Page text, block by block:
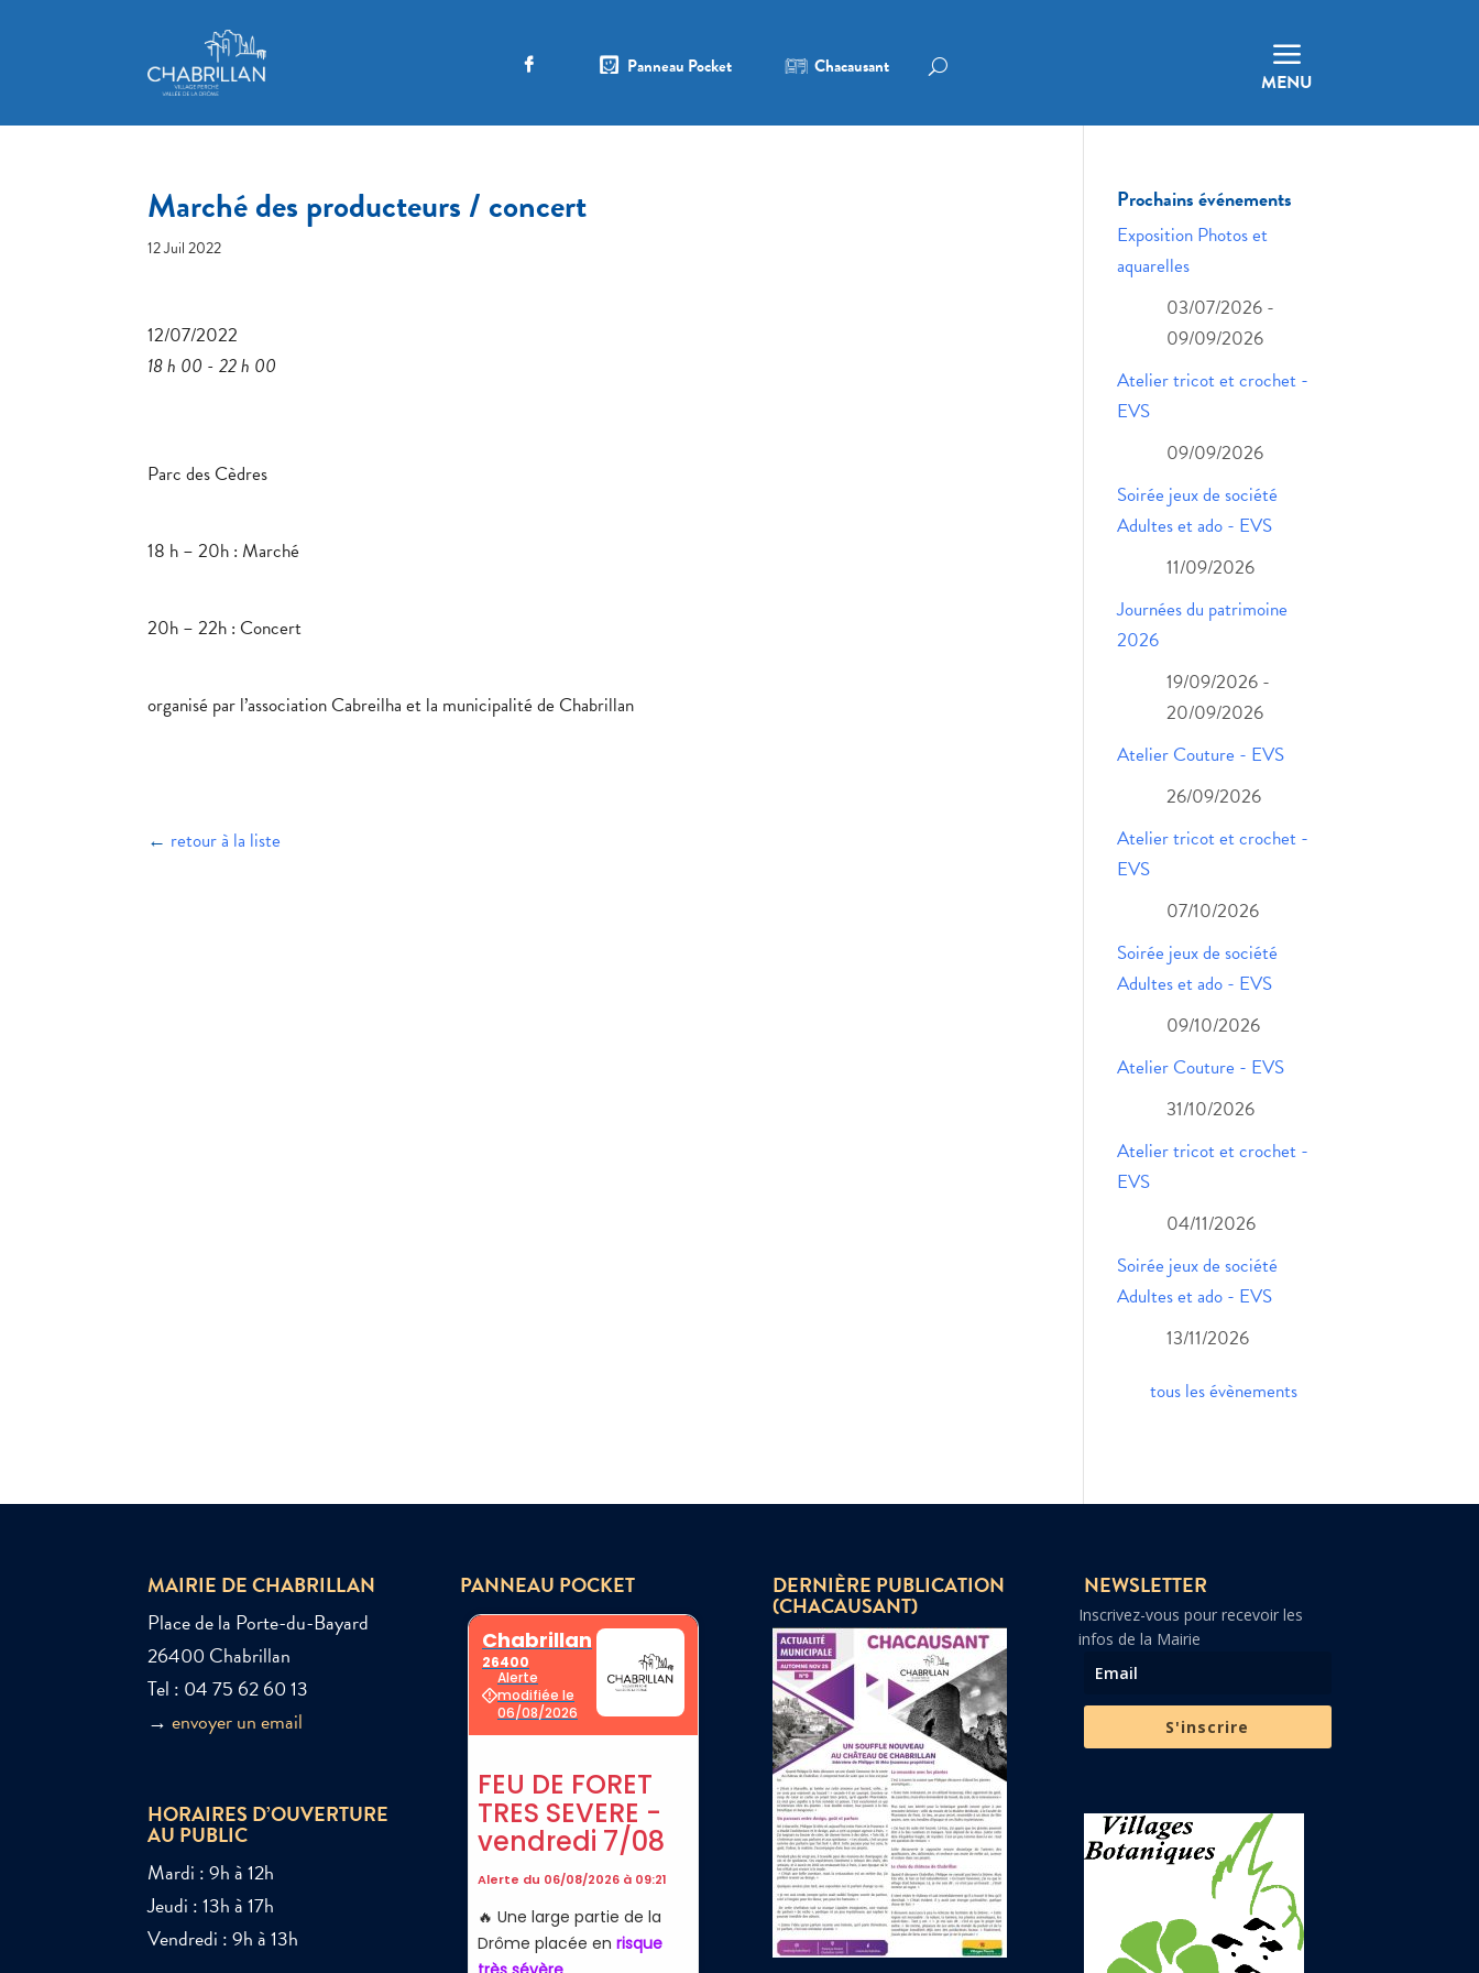
Panneau Pocket Chacausant a
MENU
Marché des producteurs / concert
12 Juil 2022
12/07/2022
18 h 00 - 22 h 00
Parc des Cèdres
18 h – 20h : Marché
20h – 22h : Concert
organisé par l’association Cabreilha et la municipalité de Chabrillan
← retour à la liste
Prochains événements
Exposition Photos et
aquarelles
03/07/2026 -
09/09/2026
Atelier tricot et crochet -
EVS
09/09/2026
Soirée jeux de société
Adultes et ado - EVS
11/09/2026
Journées du patrimoine
2026
19/09/2026 -
20/09/2026
Atelier Couture - EVS
26/09/2026
Atelier tricot et crochet -
EVS
07/10/2026
Soirée jeux de société
Adultes et ado - EVS
09/10/2026
Atelier Couture - EVS
31/10/2026
Atelier tricot et crochet -
EVS
04/11/2026
Soirée jeux de société
Adultes et ado - EVS
13/11/2026
tous les évènements
MAIRIE DE CHABRILLAN
Place de la Porte-du-Bayard
26400 Chabrillan
Tel : 04 75 62 60 13
→envoyer un email
HORAIRES D’OUVERTURE
AU PUBLIC
Mardi : 9h à 12h
Jeudi : 13h à 17h
Vendredi : 9h à 13h
PANNEAU POCKET DERNIÈRE PUBLICATION
(CHACAUSANT)
NEWSLETTER
Inscrivez-vous pour recevoir les
infos de la Mairie
S'inscrire